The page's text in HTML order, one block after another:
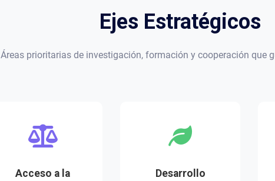
Ejes Estratégicos
Áreas prioritarias de investigación, formación y cooperación que
Acceso a la
Desarrollo